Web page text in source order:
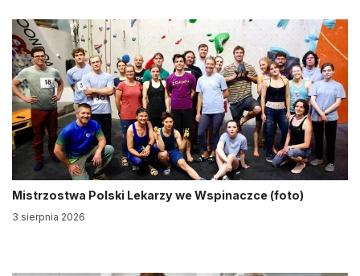
Mistrzostwa Polski Lekarzy we Wspinaczce (foto)
3 sierpnia 2026